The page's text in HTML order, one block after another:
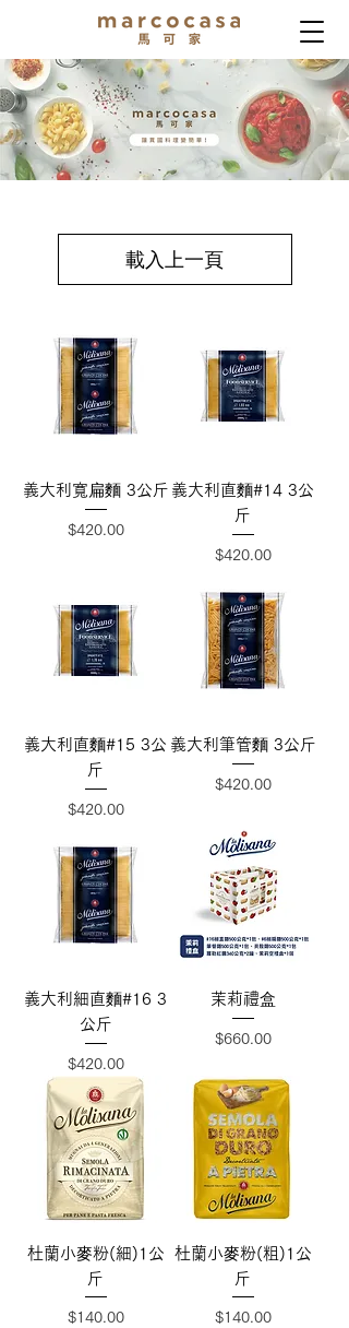
載入上一頁
義大利寬扁麵 3公斤
價格
$420.00
義大利直麵#14 3公
斤
價格
$420.00
義大利直麵#15 3公
斤
價格
$420.00
義大利筆管麵 3公斤
價格
$420.00
義大利細直麵#16 3
公斤
價格
$420.00
茉莉禮盒
價格
$660.00
杜蘭小麥粉(細)1公
斤
價格
$140.00
杜蘭小麥粉(粗)1公
斤
價格
$140.00